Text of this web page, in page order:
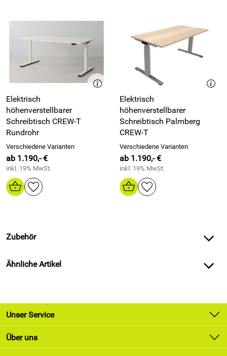
Elektrisch
höhenverstellbarer
Schreibtisch CREW-T
Rundrohr
Verschiedene Varianten
ab 1.190,- €
inkl. 19% MwSt.
Elektrisch
höhenverstellbarer
Schreibtisch Palmberg
CREW-T
Verschiedene Varianten
ab 1.190,- €
inkl. 19% MwSt.
Zubehör
Ähnliche Artikel
Unser Service
Kontakt
Newsletter
Über uns